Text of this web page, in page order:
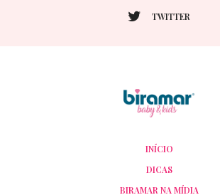
TWITTER
INÍCIO
DICAS
BIRAMAR NA MÍDIA